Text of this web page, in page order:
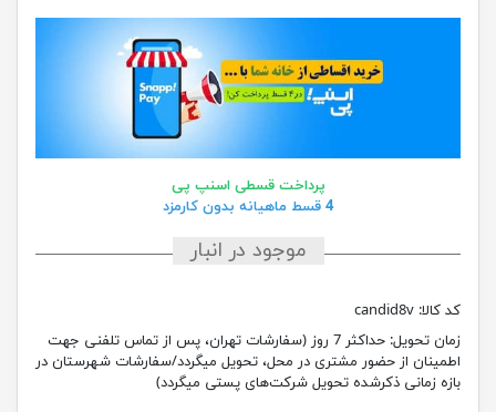
پرداخت قسطی اسنپ پی
4 قسط ماهیانه بدون کارمزد
موجود در انبار
کد کالا: candid8v
زمان تحویل:
حداکثر 7 روز (سفارشات تهران، پس از تماس تلفنی جهت
اطمینان از حضور مشتری در محل، تحویل میگردد/سفارشات شهرستان در
بازه زمانی ذکرشده تحویل شرکت‌های پستی میگردد)